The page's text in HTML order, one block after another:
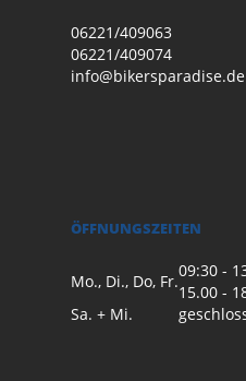
06221/409063
06221/409074
info@bikersparadise.de
ÖFFNUNGSZEITEN
Mo., Di., Do, Fr.
09:30 -
15.00 -
Sa. + Mi.